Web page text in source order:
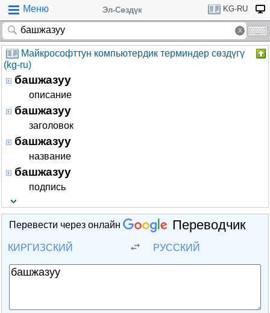
Меню Эл-Сөздүк KG-RU
Майкрософттун компьютердик терминдер сөздүгү
(kg-ru)
башжазуу
описание
башжазуу
заголовок
башжазуу
название
башжазуу
подпись
Перевести через онлайн Переводчик
КИРГИЗСКИЙ РУССКИЙ